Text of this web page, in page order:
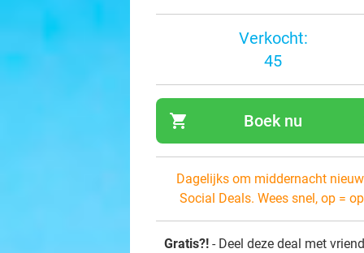
Verkocht:
45
shopping_cart Boek nu
Dagelijks om middernacht
Social Deals. Wees snel, op =
Gratis?! - Deel deze deal met